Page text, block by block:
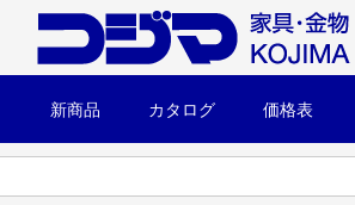
新商品 カタログ 価格表